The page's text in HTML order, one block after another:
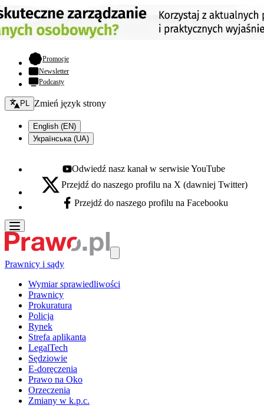
Promocje- otwiera się w nowej karcie
Newsletter
Podcasty
Zmień język - bieżący:
PL Zmień język strony
English (EN)
Українська (UA)
Youtube - otwiera się w nowej karcie
Odwiedź nasz kanał w serwisie YouTube
X - otwiera się w nowej karcie
Przejdź do naszego profilu na X (dawniej Twitter)
Facebook - otwiera się w nowej karcie
Przejdź do naszego profilu na Facebooku
Prawnicy i sądy
Wymiar sprawiedliwości
Prawnicy
Prokuratura
Policja
Rynek
Strefa aplikanta
LegalTech
Sędziowie
E-doręczenia
Prawo na Oko
Orzeczenia
Zmiany w k.p.c.